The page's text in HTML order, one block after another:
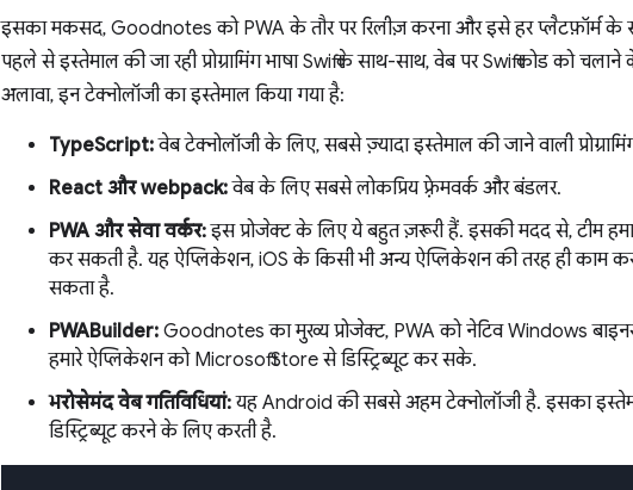
इसका मकसद, Goodnotes को PWA के तौर पर रिलीज़ करना और इसे हर प्लैटफ़ॉर्म के
पहले से इस्तेमाल की जा रही प्रोग्रामिंग भाषा Swift के साथ-साथ, वेब पर Swift कोड को
अलावा, इन टेक्नोलॉजी का इस्तेमाल किया गया है:
TypeScript:वेब टेक्नोलॉजी के लिए, सबसे ज़्यादा इस्तेमाल की जाने वाली
React और webpack:वेब के लिए सबसे लोकप्रिय फ़्रेमवर्क और बंडलर.
PWA और सेवा वर्कर:इस प्रोजेक्ट के लिए ये बहुत ज़रूरी हैं. इसकी मदद से, टीम
कर सकती है. यह ऐप्लिकेशन, iOS के किसी भी अन्य ऐप्लिकेशन की तरह ही काम
सकता है.
PWABuilder: Goodnotes का मुख्य प्रोजेक्ट, PWA को नेटिव Windows
हमारे ऐप्लिकेशन को Microsoft Store से डिस्ट्रिब्यूट कर सके.
भरोसेमंद वेब गतिविधियां:यह Android की सबसे अहम टेक्नोलॉजी है. इसका
डिस्ट्रिब्यूट करने के लिए करती है.